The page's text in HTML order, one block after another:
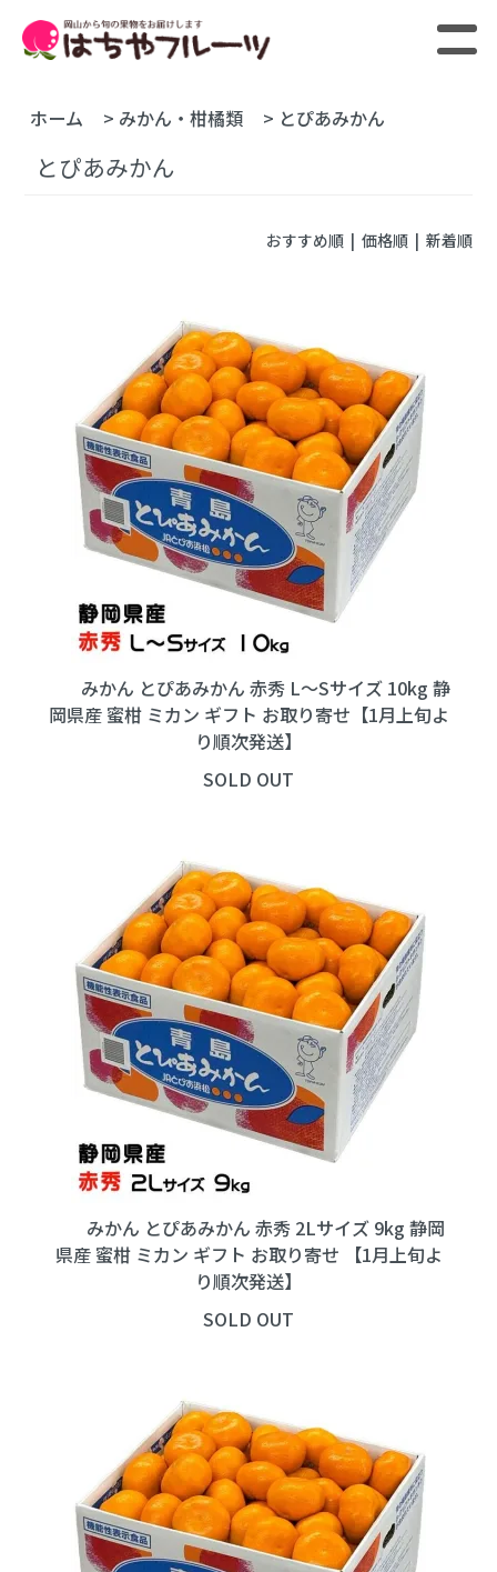
ホーム > みかん・柑橘類 > とぴあみかん
とぴあみかん
おすすめ順 | 価格順| 新着順
みかん とぴあみかん 赤秀 L～Sサイズ 10kg 静
岡県産 蜜柑 ミカン ギフト お取り寄せ【1月上旬よ
り順次発送】
SOLD OUT
みかん とぴあみかん 赤秀 2Lサイズ 9kg 静岡
県産 蜜柑 ミカン ギフト お取り寄せ 【1月上旬よ
り順次発送】
SOLD OUT